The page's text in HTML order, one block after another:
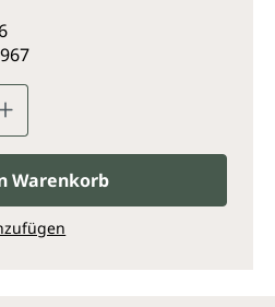
Gib den
Warenkorb